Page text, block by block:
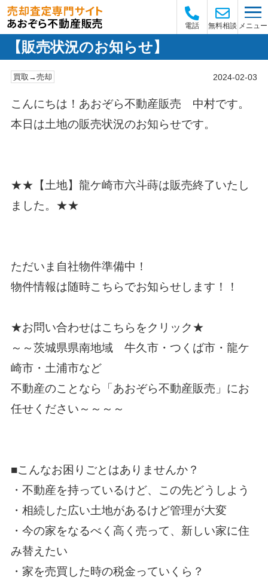
電話 無料相談 メニュー
【販売状況のお知らせ】
買取→売却 2024-02-03
こんにちは！あおぞら不動産販売 中村です。
本日は土地の販売状況のお知らせです。
★★【土地】龍ケ崎市六斗蒔は販売終了いたし
ました。★★
ただいま自社物件準備中！
物件情報は随時こちらでお知らせします！！
★お問い合わせはこちらをクリック★
～～茨城県県南地域 牛久市・つくば市・龍ケ
崎市・土浦市など
不動産のことなら
「 あおぞら不動産販売 」にお
任せください～～～～
■こんなお困りごとはありませんか？
・不動産を持っているけど、この先どうしよう
・相続した広い土地があるけど管理が大変
・今の家をなるべく高く売って、新しい家に住
み替えたい
・家を売買した時の税金っていくら？